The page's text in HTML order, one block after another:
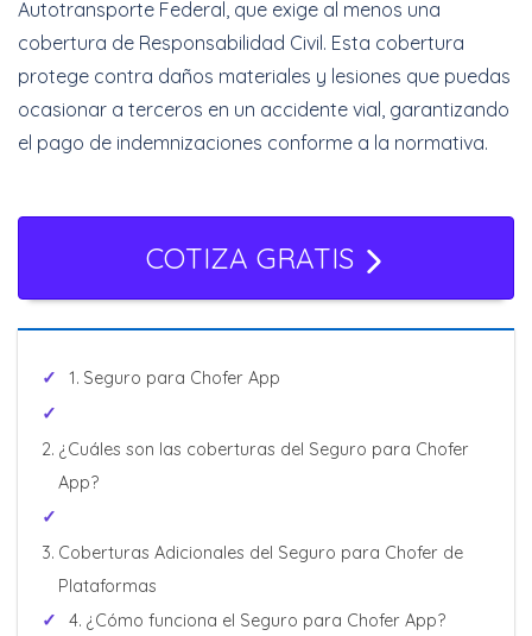
Autotransporte Federal, que exige al menos una
cobertura de Responsabilidad Civil. Esta cobertura
protege contra daños materiales y lesiones que puedas
ocasionar a terceros en un accidente vial, garantizando
el pago de indemnizaciones conforme a la normativa.
COTIZA GRATIS
Seguro para Chofer App
¿Cuáles son las coberturas del Seguro para Chofer
App?
Coberturas Adicionales del Seguro para Chofer de
Plataformas
¿Cómo funciona el Seguro para Chofer App?